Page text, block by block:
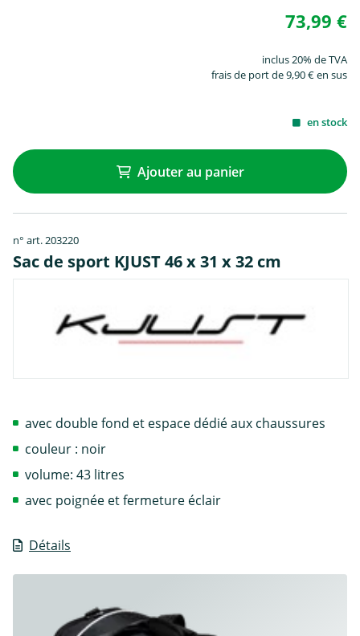
73,99 €
inclus 20% de TVA
frais de port de 9,90 € en sus
en stock
Ajouter au panier
n° art. 203220
Sac de sport KJUST 46 x 31 x 32 cm
Détails
avec double fond et espace dédié aux chaussures
couleur : noir
volume: 43 litres
avec poignée et fermeture éclair